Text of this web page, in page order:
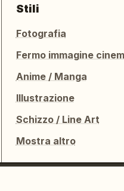
Stili
Fotografia
Anime / Manga
Illustrazione
Schizzo / Line Art
Mostra altro